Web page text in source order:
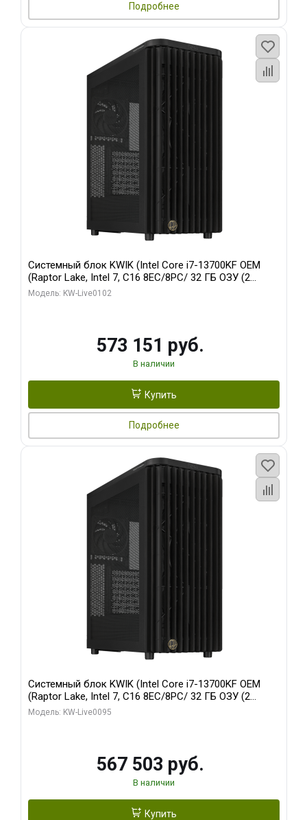
Подробнее
Системный блок KWIK (Intel Core i7-13700KF OEM
(Raptor Lake, Intel 7, C16 8EC/8PC/ 32 ГБ ОЗУ (2
модуля)/ Afox RTX4090 24GB GDDR6X 384-Bit 3xDP
Модель: KW-Live0102
573 151 руб.
В наличии
Купить
Подробнее
Системный блок KWIK (Intel Core i7-13700KF OEM
(Raptor Lake, Intel 7, C16 8EC/8PC/ 32 ГБ ОЗУ (2
модуля)/ Afox RTX4090 24GB GDDR6X 384-Bit 3xDP
Модель: KW-Live0095
567 503 руб.
В наличии
Купить